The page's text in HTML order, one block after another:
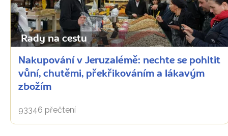
Rady na cestu
Nakupování v Jeruzalémě: nechte se pohltit
vůní, chutěmi, překřikováním a lákavým
zbožím
93346 přečtení